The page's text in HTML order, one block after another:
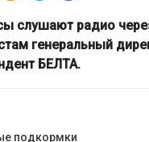
слушают радио
генеральный
БЕЛТА.
подкормки